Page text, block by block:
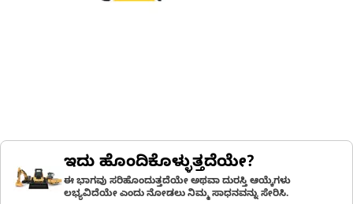
ಇದು ಹೊಂದಿಕೊಳ್ಳುತ್ತದೆಯೇ?
ಈ ಭಾಗವು ಸರಿಹೊಂದುತ್ತದೆಯೇ ಅಥವಾ ದುರಸ್ತಿ ಆಯ್ಕೆಗಳು
ಲಭ್ಯವಿದೆಯೇ ಎಂದು ನೋಡಲು ನಿಮ್ಮ ಸಾಧನವನ್ನು ಸೇರಿಸಿ.